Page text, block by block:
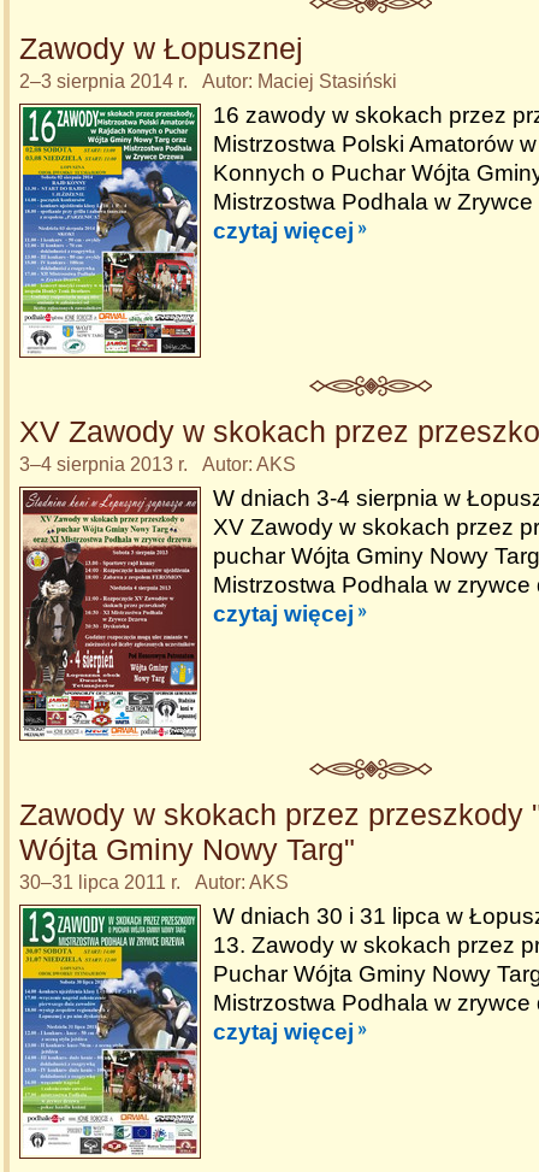
Zawody w Łopusznej
2–3 sierpnia 2014 r. Autor: Maciej Stasiński
16 zawody w skokach przez
Mistrzostwa Polski Amatorów
Konnych o Puchar Wójta
Mistrzostwa Podhala w Zrywce
czytaj więcej
XV Zawody w skokach przez
3–4 sierpnia 2013 r. Autor: AKS
W dniach 3-4 sierpnia w
XV Zawody w skokach przez
puchar Wójta Gminy Nowy
Mistrzostwa Podhala w zrywce
czytaj więcej
Zawody w skokach przez przeszkody
Wójta Gminy Nowy Targ"
30–31 lipca 2011 r. Autor: AKS
W dniach 30 i 31 lipca w
13. Zawody w skokach przez
Puchar Wójta Gminy Nowy
Mistrzostwa Podhala w zrywce
czytaj więcej